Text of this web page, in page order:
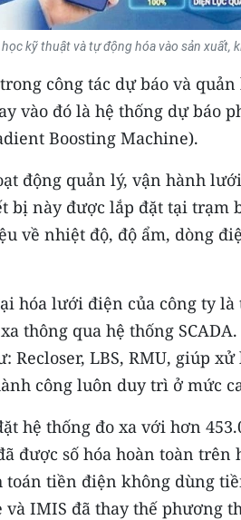
kỹ thuật và tự động hóa vào sản xuất,
công tác dự báo và
vào đó là hệ thống dự báo
Boosting Machine).
động quản lý, vận hành
bị này được lắp đặt tại trạm
về nhiệt độ, độ ẩm, dòng
hóa lưới điện của công ty là
thông qua hệ thống
Recloser, LBS, RMU, giúp
công luôn duy trì ở mức
hệ thống đo xa với hơn
được số hóa hoàn toàn trên
toán tiền điện không dùng
IMIS đã thay thế phương